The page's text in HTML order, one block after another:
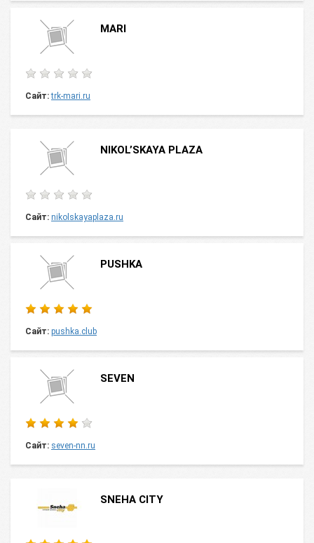
MARI
Сайт: trk-mari.ru
NIKOL’SKAYA PLAZA
Сайт: nikolskayaplaza.ru
PUSHKA
Сайт: pushka.club
SEVEN
Сайт: seven-nn.ru
SNEHA CITY